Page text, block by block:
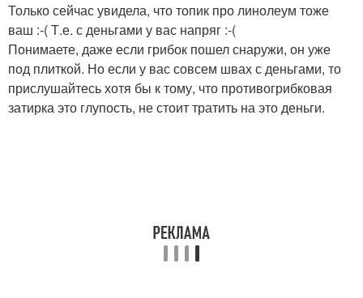
Только сейчас увидела, что топик про линолеум тоже
ваш :-( Т.е. с деньгами у вас напряг :-(
Понимаете, даже если грибок пошел снаружи, он уже
под плиткой. Но если у вас совсем швах с деньгами, то
прислушайтесь хотя бы к тому, что противогрибковая
затирка это глупость, не стоит тратить на это деньги.